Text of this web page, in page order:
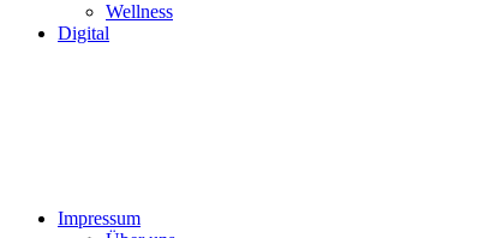
Wellness
Digital
Impressum